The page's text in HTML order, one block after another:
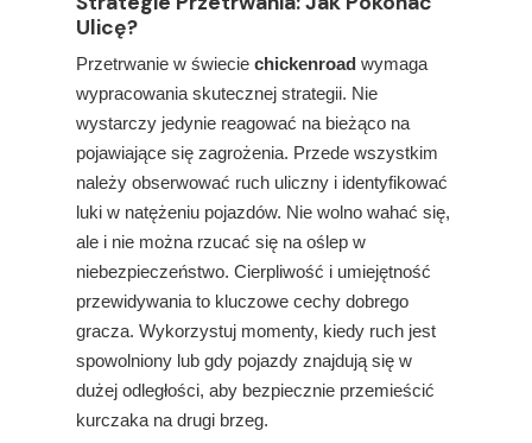
Ulicę?
Przetrwanie w świecie chickenroad wymaga
wypracowania skutecznej strategii. Nie
wystarczy jedynie reagować na bieżąco na
pojawiające się zagrożenia. Przede wszystkim
należy obserwować ruch uliczny i identyfikować
luki w natężeniu pojazdów. Nie wolno wahać się,
ale i nie można rzucać się na oślep w
niebezpieczeństwo. Cierpliwość i umiejętność
przewidywania to kluczowe cechy dobrego
gracza. Wykorzystuj momenty, kiedy ruch jest
spowolniony lub gdy pojazdy znajdują się w
dużej odległości, aby bezpiecznie przemieścić
kurczaka na drugi brzeg.